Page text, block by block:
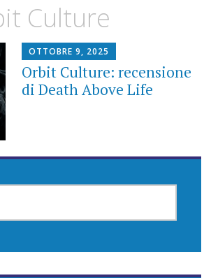
Culture
OTTOBRE 9, 2025
Orbit Culture: recensione
di Death Above Life